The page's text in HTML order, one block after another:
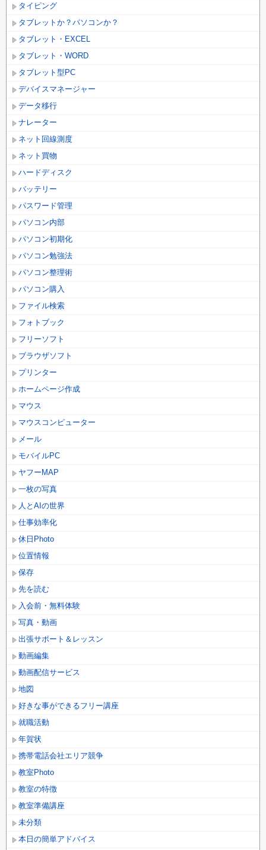
タイピング
タブレットか？パソコンか？
タブレット・EXCEL
タブレット・WORD
タブレット型PC
デバイスマネージャー
データ移行
ナレーター
ネット回線測度
ネット買物
ハードディスク
バッテリー
パスワード管理
パソコン内部
パソコン初期化
パソコン勉強法
パソコン整理術
パソコン購入
ファイル検索
フォトブック
フリーソフト
ブラウザソフト
プリンター
ホームページ作成
マウス
マウスコンピューター
メール
モバイルPC
ヤフーMAP
一枚の写真
人とAIの世界
仕事効率化
休日Photo
位置情報
保存
先を読む
入会前・無料体験
写真・動画
出張サポート＆レッスン
動画編集
動画配信サービス
地図
好きな事ができるフリー講座
就職活動
年賀状
携帯電話会社エリア競争
教室Photo
教室の特徴
教室準備講座
未分類
本日の簡単アドバイス